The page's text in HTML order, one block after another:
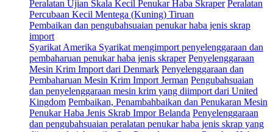
Peralatan Ujian Skala Kecil Penukar Haba Skraper Peralatan
Percubaan Kecil Mentega (Kuning) Tiruan
Pembaikan dan pengubahsuaian penukar haba jenis skrap
import
Syarikat Amerika Syarikat mengimport penyelenggaraan dan
pembaharuan penukar haba jenis skraper Penyelenggaraan
Mesin Krim Import dari Denmark Penyelenggaraan dan
Pembaharuan Mesin Krim Import Jerman Pengubahsuaian
dan penyelenggaraan mesin krim yang diimport dari United
Kingdom Pembaikan, Penambahbaikan dan Penukaran Mesin
Penukar Haba Jenis Skrab Impor Belanda Penyelenggaraan
dan pengubahsuaian peralatan penukar haba jenis skrap yang